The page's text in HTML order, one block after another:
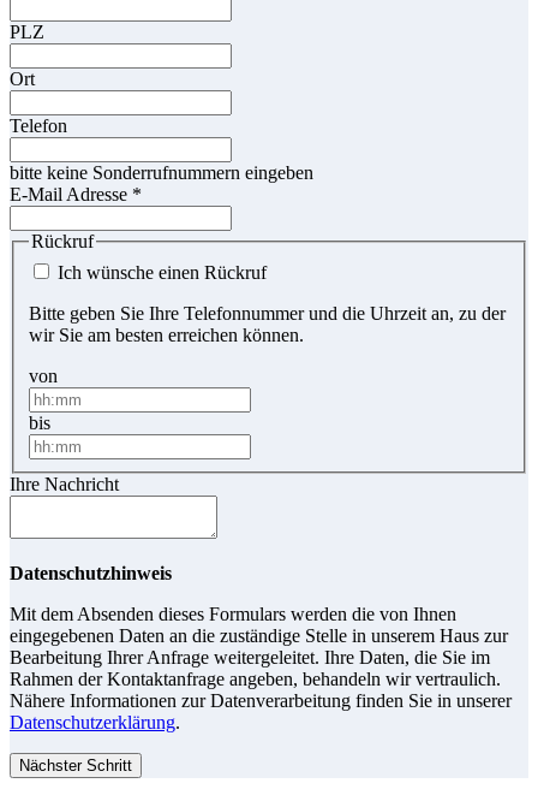
PLZ
Ort
Telefon
bitte keine Sonderrufnummern eingeben
E-Mail Adresse *
Rückruf
Ich wünsche einen Rückruf
Bitte geben Sie Ihre Telefonnummer und die Uhrzeit an, zu der
wir Sie am besten erreichen können.
von
bis
Ihre Nachricht
Datenschutzhinweis
Mit dem Absenden dieses Formulars werden die von Ihnen
eingegebenen Daten an die zuständige Stelle in unserem Haus zur
Bearbeitung Ihrer Anfrage weitergeleitet. Ihre Daten, die Sie im
Rahmen der Kontaktanfrage angeben, behandeln wir vertraulich.
Nähere Informationen zur Datenverarbeitung finden Sie in unserer
Datenschutzerklärung.
Nächster Schritt